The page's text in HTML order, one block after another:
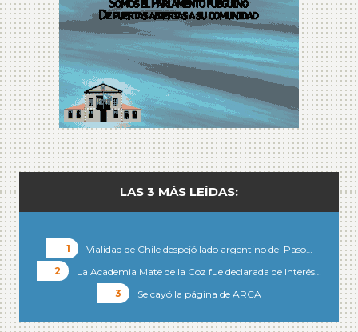
LAS 3 MÁS LEÍDAS:
Vialidad de Chile despejó lado argentino del Paso…
La Academia Mate de la Coz fue declarada de Interés…
Se cayó la página de ARCA